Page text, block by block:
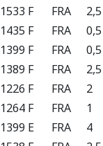
1533 F FRA 2,5
1435 F FRA 0,5
1399 F FRA 0,5
1389 F FRA 2,5
1226 F FRA 2
1264 F FRA 1
1399 E FRA 4